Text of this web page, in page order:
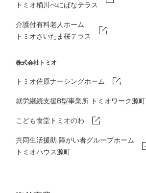
トミオ桶川べにばなテラス
介護付有料老人ホーム
トミオさいたま桜テラス
株式会社トミオ
トミオ佐原ナーシングホーム
就労継続支援B型事業所 トミオワーク源町
こども食堂トミオのわ
共同生活援助 障がい者グループホーム
トミオハウス源町